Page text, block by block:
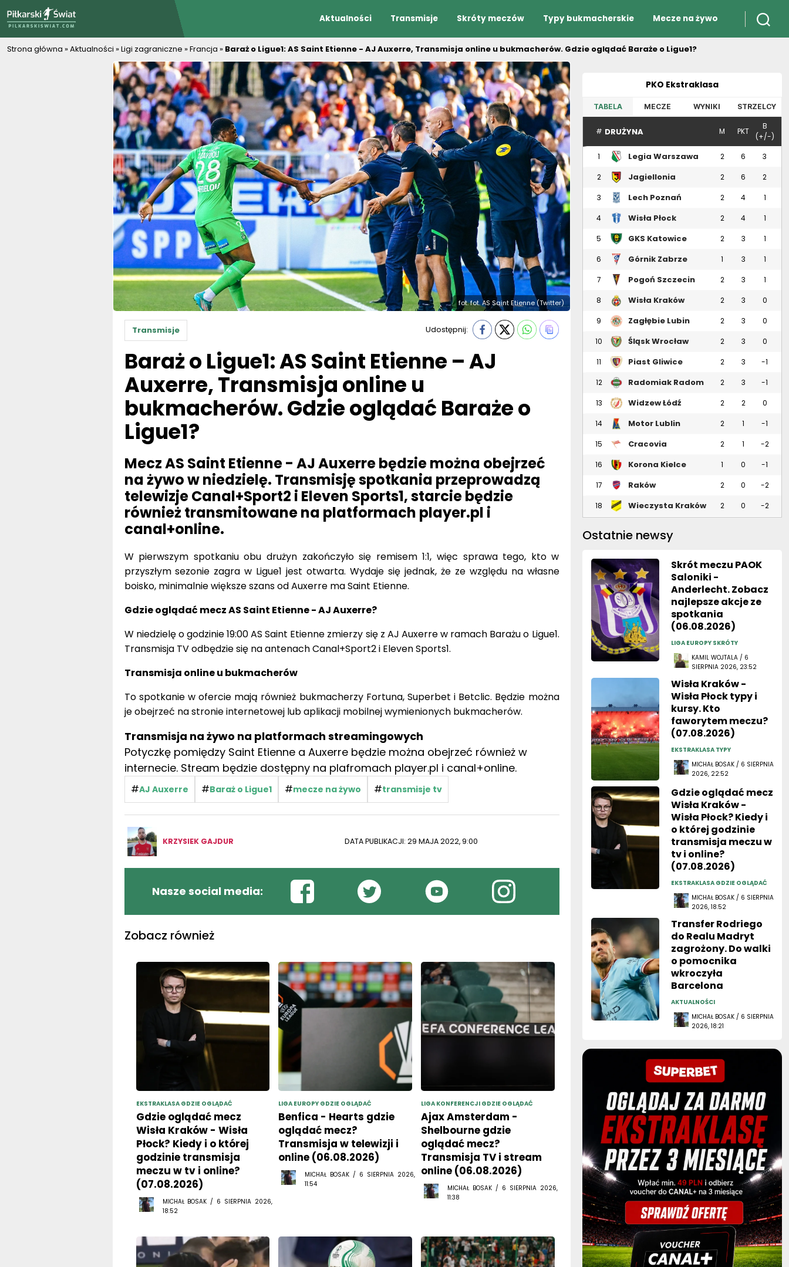
Aktualności Transmisje Skróty meczów Typy bukmacherskie Mecze na żywo
Strona główna »Aktualności »Ligi zagraniczne »Francja » Baraż o Ligue1: AS Saint Etienne - AJ Auxerre, Transmisja online u bukmacherów. Gdzie oglądać Baraże o Ligue1?
fot. fot. AS Saint Etienne (Twitter)
Transmisje Udostępnij:
Baraż o Ligue1: AS Saint Etienne – AJ
Auxerre, Transmisja online u
bukmacherów. Gdzie oglądać Baraże o
Ligue1?
Mecz AS Saint Etienne - AJ Auxerre będzie można obejrzeć
na żywo w niedzielę. Transmisję spotkania przeprowadzą
telewizje Canal+Sport2 i Eleven Sports1, starcie będzie
również transmitowane na platformach player.pl i
canal+online.
W pierwszym spotkaniu obu drużyn zakończyło się remisem 1:1, więc sprawa tego, kto w
przyszłym sezonie zagra w Ligue1 jest otwarta. Wydaje się jednak, że ze względu na własne
boisko, minimalnie większe szans od Auxerre ma Saint Etienne.
Gdzie oglądać mecz AS Saint Etienne - AJ Auxerre?
W niedzielę o godzinie 19:00 AS Saint Etienne zmierzy się z AJ Auxerre w ramach Barażu o Ligue1.
Transmisja TV odbędzie się na antenach Canal+Sport2 i Eleven Sports1.
Transmisja online u bukmacherów
To spotkanie w ofercie mają również bukmacherzy Fortuna, Superbet i Betclic. Będzie można
je obejrzeć na stronie internetowej lub aplikacji mobilnej wymienionych bukmacherów.
Transmisja na żywo na platformach streamingowych
Potyczkę pomiędzy Saint Etienne a Auxerre będzie można obejrzeć również w
internecie. Stream będzie dostępny na plafromach player.pl i canal+online.
#AJ Auxerre #Baraż o Ligue1 #mecze na żywo #transmisje tv
KRZYSIEK GAJDUR DATA PUBLIKACJI: 29 MAJA 2022, 9:00
Nasze social media:
Zobacz również
EKSTRAKLASA GDZIE OGLĄDAĆ
Gdzie oglądać mecz
Wisła Kraków - Wisła
Płock? Kiedy i o której
godzinie transmisja
meczu w tv i online?
(07.08.2026)
MICHAŁ BOSAK / 6 SIERPNIA 2026,
18:52
LIGA EUROPY GDZIE OGLĄDAĆ
Benfica - Hearts gdzie
oglądać mecz?
Transmisja w telewizji i
online (06.08.2026)
MICHAŁ BOSAK / 6 SIERPNIA 2026,
11:54
LIGA KONFERENCJI GDZIE OGLĄDAĆ
Ajax Amsterdam -
Shelbourne gdzie
oglądać mecz?
Transmisja TV i stream
online (06.08.2026)
MICHAŁ BOSAK / 6 SIERPNIA 2026,
11:38
PKO Ekstraklasa
TABELA MECZE WYNIKI STRZELCY
# DRUŻYNA M PKT
B
(+/-)
1
Legia Warszawa 2 6 3
2
Jagiellonia
2 6 2
3 Lech Poznań 2 4 1
4 Wisła Płock 2 4 1
5 GKS Katowice 2 3 1
6 Górnik Zabrze 1 3 1
7 Pogoń Szczecin 2 3 1
8 Wisła Kraków 2 3 0
9 Zagłębie Lubin 2 3 0
10 Śląsk Wrocław 2 3 0
11 Piast Gliwice 2 3 -1
12 Radomiak Radom 2 3 -1
13 Widzew Łódź 2 2 0
14 Motor Lublin 2 1 -1
15 Cracovia 2 1 -2
16 Korona Kielce 1 0 -1
17
Raków
2 0 -2
18 Wieczysta Kraków 2 0 -2
Ostatnie newsy
Skrót meczu PAOK
Saloniki -
Anderlecht. Zobacz
najlepsze akcje ze
spotkania
(06.08.2026)
LIGA EUROPY SKRÓTY
KAMIL WOJTALA / 6
SIERPNIA 2026, 23:52
Wisła Kraków -
Wisła Płock typy i
kursy. Kto
faworytem meczu?
(07.08.2026)
EKSTRAKLASA TYPY
MICHAŁ BOSAK / 6 SIERPNIA
2026, 22:52
Gdzie oglądać mecz
Wisła Kraków -
Wisła Płock? Kiedy i
o której godzinie
transmisja meczu w
tv i online?
(07.08.2026)
EKSTRAKLASA GDZIE OGLĄDAĆ
MICHAŁ BOSAK / 6 SIERPNIA
2026, 18:52
Transfer Rodriego
do Realu Madryt
zagrożony. Do walki
o pomocnika
wkroczyła
Barcelona
AKTUALNOŚCI
MICHAŁ BOSAK / 6 SIERPNIA
2026, 18:21